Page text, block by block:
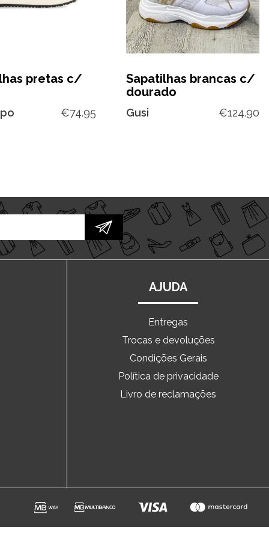
pretas c/
€74.95
Sapatilhas brancas c/
dourado
Gusi €124.90
AJUDA
Entregas
Trocas e devoluções
Condições Gerais
Política de privacidade
Livro de reclamações